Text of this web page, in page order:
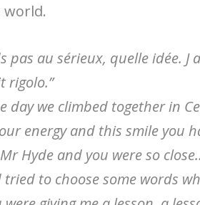
pas au sérieux, quelle idée. J
rigolo.”
day we climbed together in
energy and this smile you
Hyde and you were so
to choose some words